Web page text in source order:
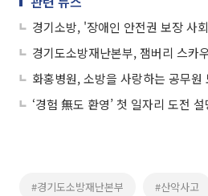
경기소방, '장애인 안전권 보장 사
경기도소방재난본부, 잼버리 스카
‘경험 無도 환영’ 첫 일자리 도전 설
#경기도소방재난본부 #산악사고